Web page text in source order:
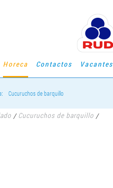
Horeca Contactos Vacantes
Cucuruchos de barquillo
/ Cucuruchos de barquillo /